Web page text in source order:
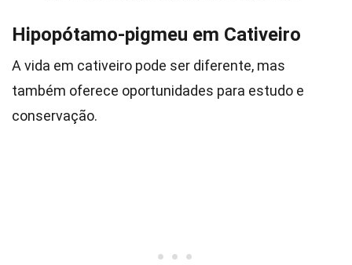
Hipopótamo-pigmeu em Cativeiro
A vida em cativeiro pode ser diferente, mas
também oferece oportunidades para estudo e
conservação.